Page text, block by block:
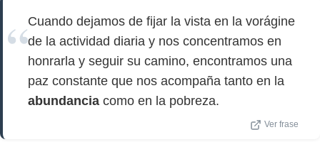
Cuando dejamos de fijar la vista en la vorágine
de la actividad diaria y nos concentramos en
honrarla y seguir su camino, encontramos una
paz constante que nos acompaña tanto en la
abundancia como en la pobreza.
Ver frase